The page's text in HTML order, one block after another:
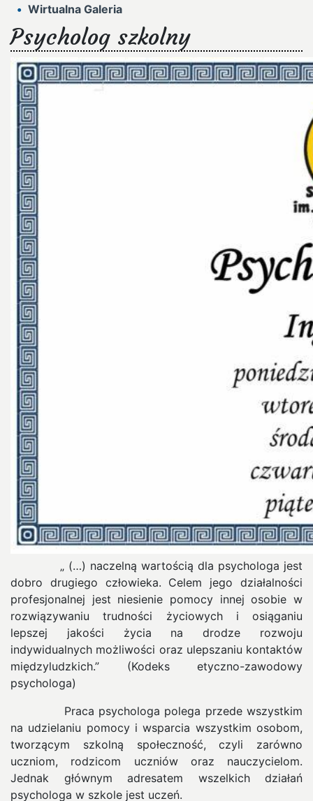
Wirtualna Galeria
Psycholog szkolny
„ (…) naczelną wartością dla psychologa jest
dobro drugiego człowieka. Celem jego działalności
profesjonalnej jest niesienie pomocy innej osobie w
rozwiązywaniu trudności życiowych i osiąganiu
lepszej jakości życia na drodze rozwoju
indywidualnych możliwości oraz ulepszaniu kontaktów
międzyludzkich.” (Kodeks etyczno-zawodowy
psychologa)
Praca psychologa polega przede wszystkim
na udzielaniu pomocy i wsparcia wszystkim osobom,
tworzącym szkolną społeczność, czyli zarówno
uczniom, rodzicom uczniów oraz nauczycielom.
Jednak głównym adresatem wszelkich działań
psychologa w szkole jest uczeń.